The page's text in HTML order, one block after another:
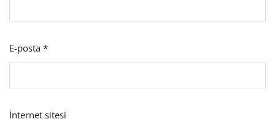
E-posta *
İnternet sitesi